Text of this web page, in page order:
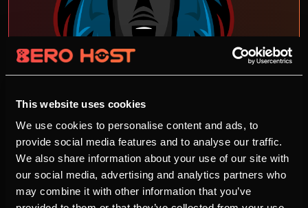
This website uses cookies
We use cookies to personalise content and ads, to
provide social media features and to analyse our traffic.
We also share information about your use of our site with
our social media, advertising and analytics partners who
may combine it with other information that you’ve
Vuptrox
Vuptrox ist eine erfolgreiche und aufstrebende